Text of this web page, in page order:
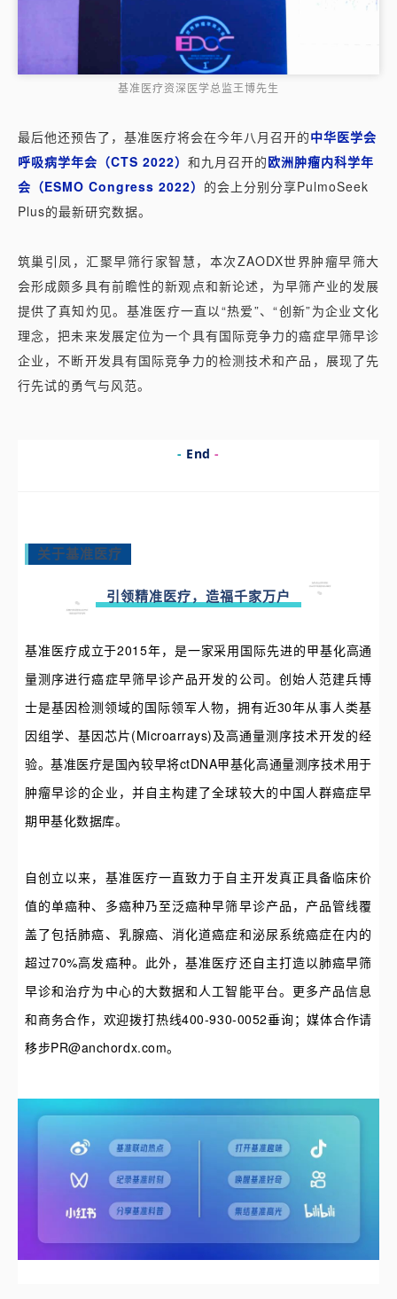
基准医疗资深医学总监王博先生
最后他还预告了，基准医疗将会在今年八月召开的中华医学会
呼吸病学年会（CTS 2022） 和九月召开的欧洲肿瘤内科学年
会（ESMO Congress 2022） 的会上分别分享PulmoSeek
Plus的最新研究数据。
筑巢引凤，汇聚早筛行家智慧，本次ZAODX世界肿瘤早筛大
会形成颇多具有前瞻性的新观点和新论述，为早筛产业的发展
提供了真知灼见。基准医疗一直以“热爱”、“创新”为企业文化
理念，把未来发展定位为一个具有国际竞争力的癌症早筛早诊
企业，不断开发具有国际竞争力的检测技术和产品，展现了先
行先试的勇气与风范。
- End-
关于基准医疗
引领精准医疗，造福千家万户
基准医疗成立于2015年，是一家采用国际先进的甲基化高通
量测序进行癌症早筛早诊产品开发的公司。创始人范建兵博
士是基因检测领域的国际领军人物，拥有近30年从事人类基
因组学、基因芯片(Microarrays)及高通量测序技术开发的经
验。基准医疗是国內较早将ctDNA甲基化高通量测序技术用于
肿瘤早诊的企业，并自主构建了全球较大的中国人群癌症早
期甲基化数据库。
自创立以来，基准医疗一直致力于自主开发真正具备临床价
值的单癌种、多癌种乃至泛癌种早筛早诊产品，产品管线覆
盖了包括肺癌、乳腺癌、消化道癌症和泌尿系统癌症在内的
超过70%高发癌种。此外，基准医疗还自主打造以肺癌早筛
早诊和治疗为中心的大数据和人工智能平台。 更多产品信息
和商务合作，欢迎拨打热线400-930-0052垂询；媒体合作请
移步PR@anchordx.com。